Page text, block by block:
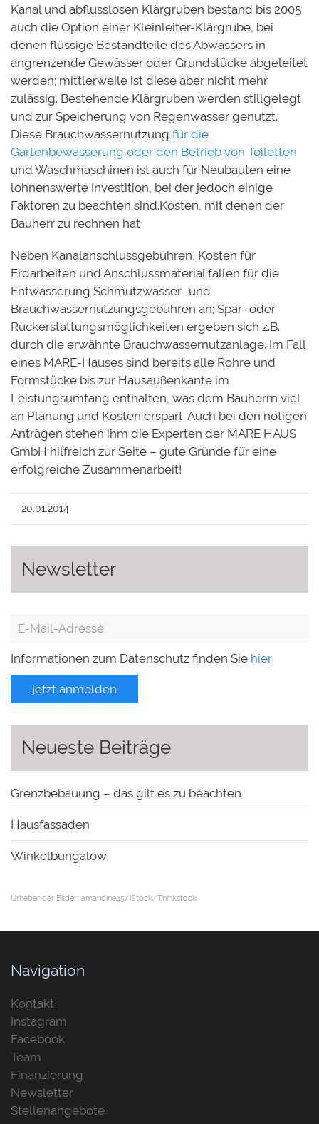
Kanal und abflusslosen Klärgruben bestand bis 2005
auch die Option einer Kleinleiter-Klärgrube, bei
denen flüssige Bestandteile des Abwassers in
angrenzende Gewässer oder Grundstücke abgeleitet
werden; mittlerweile ist diese aber nicht mehr
zulässig. Bestehende Klärgruben werden stillgelegt
und zur Speicherung von Regenwasser genutzt.
Diese Brauchwassernutzung für die
Gartenbewässerung oder den Betrieb von Toiletten
und Waschmaschinen ist auch für Neubauten eine
lohnenswerte Investition, bei der jedoch einige
Faktoren zu beachten sind.Kosten, mit denen der
Bauherr zu rechnen hat
Neben Kanalanschlussgebühren, Kosten für
Erdarbeiten und Anschlussmaterial fallen für die
Entwässerung Schmutzwasser- und
Brauchwassernutzungsgebühren an; Spar- oder
Rückerstattungsmöglichkeiten ergeben sich z.B.
durch die erwähnte Brauchwassernutzanlage. Im Fall
eines MARE-Hauses sind bereits alle Rohre und
Formstücke bis zur Hausaußenkante im
Leistungsumfang enthalten, was dem Bauherrn viel
an Planung und Kosten erspart. Auch bei den nötigen
Anträgen stehen ihm die Experten der MARE HAUS
GmbH hilfreich zur Seite – gute Gründe für eine
erfolgreiche Zusammenarbeit!
20.01.2014
Newsletter
Informationen zum Datenschutz finden Sie hier.
jetzt anmelden
Neueste Beiträge
Grenzbebauung – das gilt es zu beachten
Hausfassaden
Winkelbungalow
Urheber der Bilder: amandine45/iStock/Thinkstock
Navigation
Kontakt
Instagram
Facebook
Team
Finanzierung
Newsletter
Stellenangebote